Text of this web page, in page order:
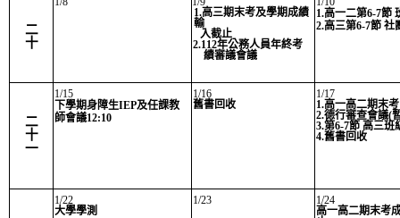
二
十
1.高三期末考及學期成績
輸
入截止
2.112年公務人員年終考
績審議會議
1.高一二第6-7節
2.高三第6-7節 社
二
十
一
1/15
下學期身障生IEP及任課教
師會議12:10
1/16
舊書回收
1/17
1.高一高二期末考
2.德行審查會議(
3.第6-7節 高三班
4.舊書回收
1/22
大學學測
1/23
1/24
高一高二期末考